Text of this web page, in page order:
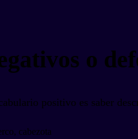
o
positivo es saber
cabezota